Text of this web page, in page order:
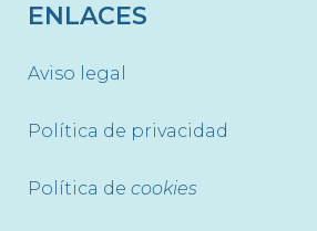
ENLACES
Aviso legal
Política de privacidad
Política de cookies